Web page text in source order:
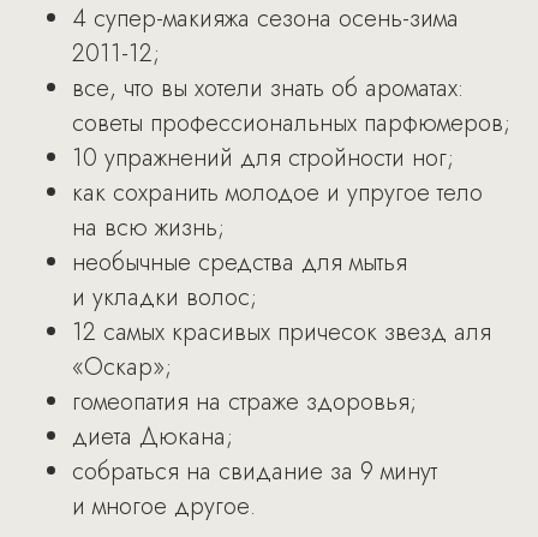
4 супер-макияжа сезона осень-зима
2011-12;
все, что вы хотели знать об ароматах:
советы профессиональных парфюмеров;
10 упражнений для стройности ног;
как сохранить молодое и упругое тело
на всю жизнь;
необычные средства для мытья
и укладки волос;
12 самых красивых причесок звезд аля
«Оскар»;
гомеопатия на страже здоровья;
диета Дюкана;
собраться на свидание за 9 минут
и многое другое.